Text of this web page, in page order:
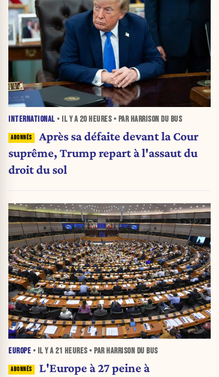
INTERNATIONAL • IL Y A 20 HEURES• PAR HARRISON DU BUS
Après sa défaite devant la Cour
suprême, Trump repart à l'assaut du
droit du sol
EUROPE • IL Y A 21 HEURES• PAR HARRISON DU BUS
L'Europe à 27 peine à